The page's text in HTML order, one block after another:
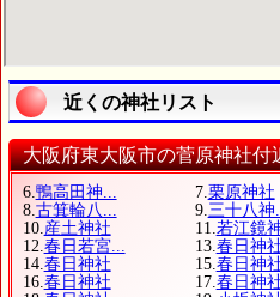
近くの神社リスト
大阪府東大阪市の菅原神社付
6.鴨高田神... 7.栗原神社
8.古箕輪八... 9.三十八神
10.産土神社 11.若江鏡
12.春日若宮... 13.春日神
14.春日神社 15.春日神
16.春日神社 17.春日神